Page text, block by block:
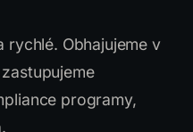
rychlé. Obhajujeme v
programy,